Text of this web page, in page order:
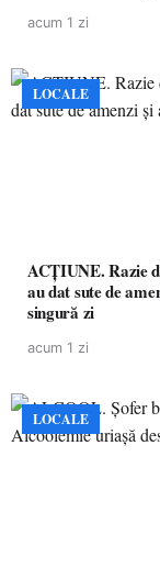
acum 1 zi
LOCALE
ACȚIUNE. Razie
au dat sute de
singură zi
acum 1 zi
LOCALE